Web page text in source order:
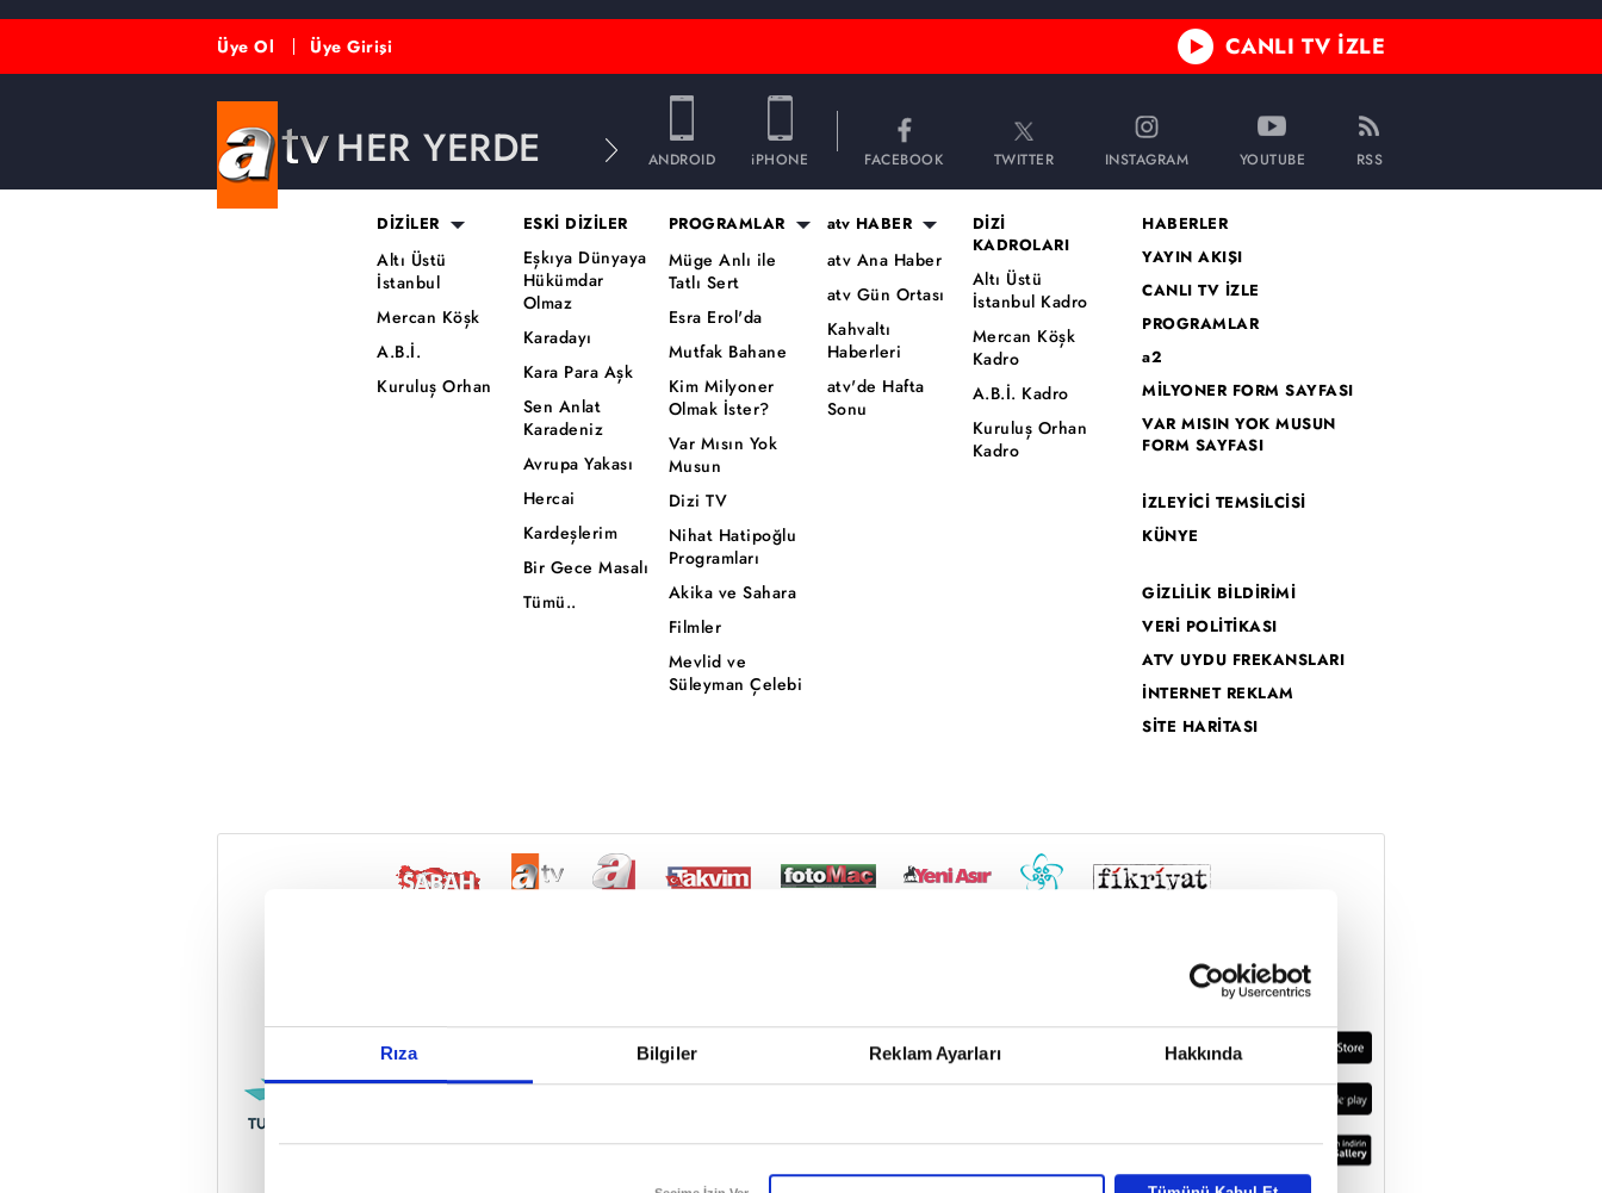
Rıza Bilgiler Reklam Ayarları Hakkında
Reddet
Üye Ol Üye Girişi CANLI TV İZLE
HER YERDE ANDROID iPHONE FACEBOOK TWITTER INSTAGRAM YOUTUBE RSS
DİZİLER
Altı Üstü
İstanbul
Mercan Köşk
A.B.İ.
Kuruluş Orhan
ESKİ DİZİLER
Eşkıya Dünyaya
Hükümdar
Olmaz
Karadayı
Kara Para Aşk
Sen Anlat
Karadeniz
Avrupa Yakası
Hercai
Kardeşlerim
Bir Gece Masalı
Tümü..
PROGRAMLAR
Müge Anlı ile
Tatlı Sert
Esra Erol'da
Mutfak Bahane
Kim Milyoner
Olmak İster?
Var Mısın Yok
Musun
Dizi TV
Nihat Hatipoğlu
Programları
Akika ve Sahara
Filmler
Mevlid ve
Süleyman Çelebi
atv HABER
atv Ana Haber
atv Gün Ortası
Kahvaltı
Haberleri
atv'de Hafta
Sonu
DİZİ
KADROLARI
Altı Üstü
İstanbul Kadro
Mercan Köşk
Kadro
A.B.İ. Kadro
Kuruluş Orhan
Kadro
HABERLER
YAYIN AKIŞI
CANLI TV İZLE
PROGRAMLAR
a2
MİLYONER FORM SAYFASI
VAR MISIN YOK MUSUN
FORM SAYFASI
İZLEYİCİ TEMSİLCİSİ
KÜNYE
GİZLİLİK BİLDİRİMİ
VERİ POLİTİKASI
ATV UYDU FREKANSLARI
İNTERNET REKLAM
SİTE HARİTASI